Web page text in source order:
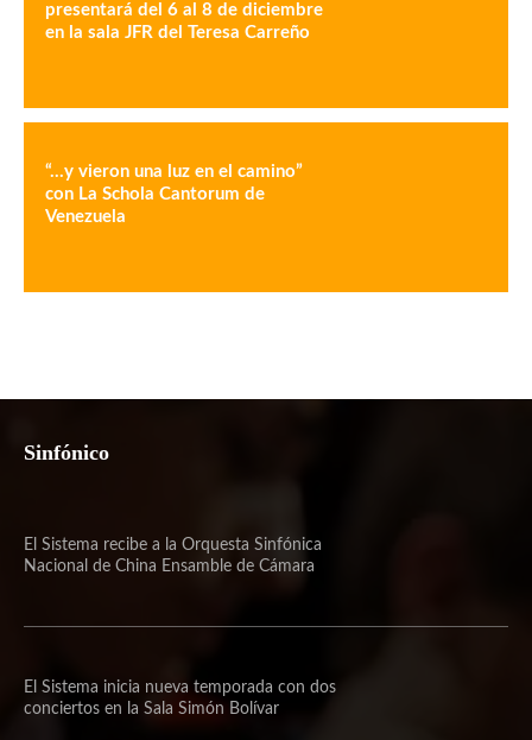
presentará del 6 al 8 de diciembre
en la sala JFR del Teresa Carreño
“…y vieron una luz en el camino”
con La Schola Cantorum de
Venezuela
Sinfónico
El Sistema recibe a la Orquesta Sinfónica
Nacional de China Ensamble de Cámara
El Sistema inicia nueva temporada con dos
conciertos en la Sala Simón Bolívar